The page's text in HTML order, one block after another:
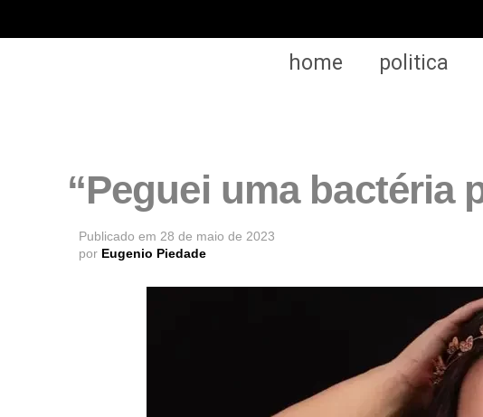
home politica
“Peguei uma bactéria
Publicado em 28 de maio de 2023
por Eugenio Piedade